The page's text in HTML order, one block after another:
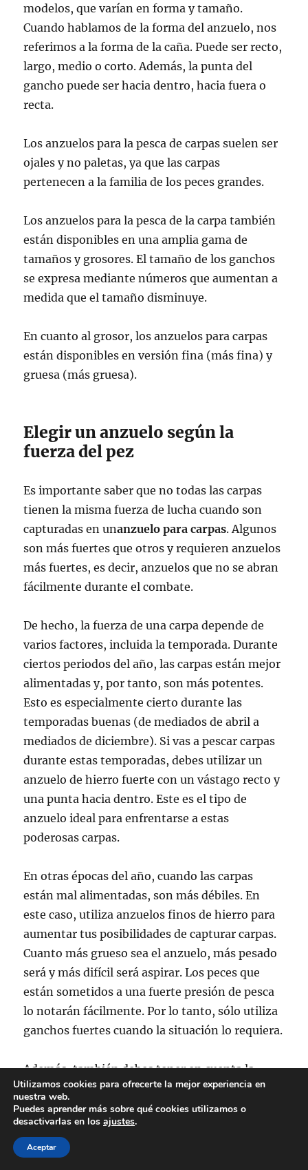
modelos, que varían en forma y tamaño.
Cuando hablamos de la forma del anzuelo, nos
referimos a la forma de la caña. Puede ser recto,
largo, medio o corto. Además, la punta del
gancho puede ser hacia dentro, hacia fuera o
recta.
Los anzuelos para la pesca de carpas suelen ser
ojales y no paletas, ya que las carpas
pertenecen a la familia de los peces grandes.
Los anzuelos para la pesca de la carpa también
están disponibles en una amplia gama de
tamaños y grosores. El tamaño de los ganchos
se expresa mediante números que aumentan a
medida que el tamaño disminuye.
En cuanto al grosor, los anzuelos para carpas
están disponibles en versión fina (más fina) y
gruesa (más gruesa).
Elegir un anzuelo según la
fuerza del pez
Es importante saber que no todas las carpas
tienen la misma fuerza de lucha cuando son
capturadas en unanzuelo para carpas. Algunos
son más fuertes que otros y requieren anzuelos
más fuertes, es decir, anzuelos que no se abran
fácilmente durante el combate.
De hecho, la fuerza de una carpa depende de
varios factores, incluida la temporada. Durante
ciertos periodos del año, las carpas están mejor
alimentadas y, por tanto, son más potentes.
Esto es especialmente cierto durante las
temporadas buenas (de mediados de abril a
mediados de diciembre). Si vas a pescar carpas
durante estas temporadas, debes utilizar un
anzuelo de hierro fuerte con un vástago recto y
una punta hacia dentro. Este es el tipo de
anzuelo ideal para enfrentarse a estas
poderosas carpas.
En otras épocas del año, cuando las carpas
están mal alimentadas, son más débiles. En
este caso, utiliza anzuelos finos de hierro para
aumentar tus posibilidades de capturar carpas.
Cuanto más grueso sea el anzuelo, más pesado
será y más difícil será aspirar. Los peces que
están sometidos a una fuerte presión de pesca
lo notarán fácilmente. Por lo tanto, sólo utiliza
ganchos fuertes cuando la situación lo requiera.
Además, también debes tener en cuenta la
ubicación del pez cuando elijas tuanzuelo para
carpas. Para pescar en aguas corrientes (ríos) o
en aguas llenas de desorden (por ejemplo,
madera muerta), elige un
Utilizamos cookies para ofrecerte la mejor experiencia en
nuestra web.
Puedes aprender más sobre qué cookies utilizamos o
desactivarlas en los ajustes.
Aceptar